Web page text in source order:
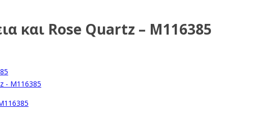
και Rose Quartz – M116385